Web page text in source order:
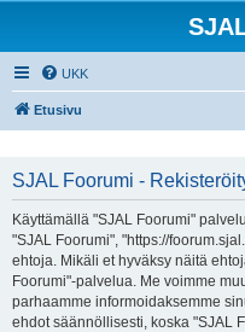
UKK
Etusivu
SJAL Foorumi -
Käyttämällä "SJAL Foorumi"
"SJAL Foorumi", "https://
ehtoja. Mikäli et hyväksy näitä
Foorumi"-palvelua. Me voimme
parhaamme informoidaksemme
ehdot säännöllisesti, koska "SJAL